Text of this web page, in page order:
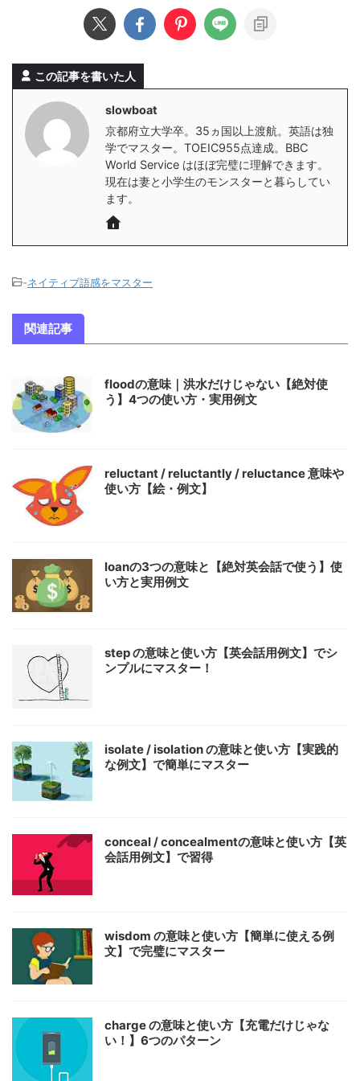
この記事を書いた人
slowboat
京都府立大学卒。35ヵ国以上渡航。英語は独
学でマスター。TOEIC955点達成。BBC
World Service はほぼ完璧に理解できます。
現在は妻と小学生のモンスターと暮らしてい
ます。
-ネイティブ語感をマスター
関連記事
floodの意味｜洪水だけじゃない【絶対使
う】4つの使い方・実用例文
reluctant / reluctantly / reluctance 意味や
使い方【絵・例文】
loanの3つの意味と【絶対英会話で使う】使
い方と実用例文
step の意味と使い方【英会話用例文】でシ
ンプルにマスター！
isolate / isolation の意味と使い方【実践的
な例文】で簡単にマスター
conceal / concealmentの意味と使い方【英
会話用例文】で習得
wisdom の意味と使い方【簡単に使える例
文】で完璧にマスター
charge の意味と使い方【充電だけじゃな
い！】6つのパターン